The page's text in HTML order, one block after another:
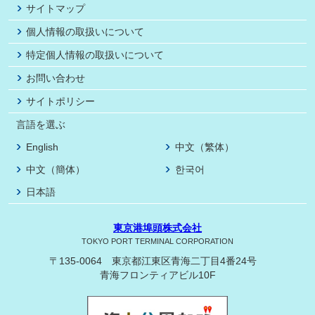
サイトマップ
個人情報の取扱いについて
特定個人情報の取扱いについて
お問い合わせ
サイトポリシー
言語を選ぶ
English
中文（繁体）
中文（簡体）
한국어
日本語
東京港埠頭株式会社
TOKYO PORT TERMINAL CORPORATION
〒135-0064 東京都江東区青海二丁目4番24号
青海フロンティアビル10F